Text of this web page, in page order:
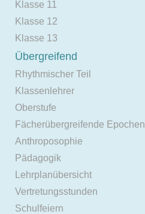
Klasse 11
Klasse 12
Klasse 13
Übergreifend
Rhythmischer Teil
Klassenlehrer
Oberstufe
Fächerübergreifende Epochen
Anthroposophie
Pädagogik
Lehrplanübersicht
Vertretungsstunden
Schulfeiern